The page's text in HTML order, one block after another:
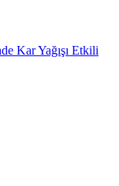
Kar Yağışı Etkili